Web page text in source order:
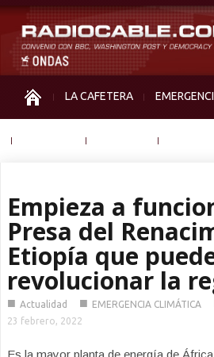
LA CAFETERA
Empieza a
Presa del
Etiopía que
revolucionar la
■ Actualidad ■ EMERGENCIA CLIMÁTICA
23 febrero, 2022
Es la mayor planta de energía de